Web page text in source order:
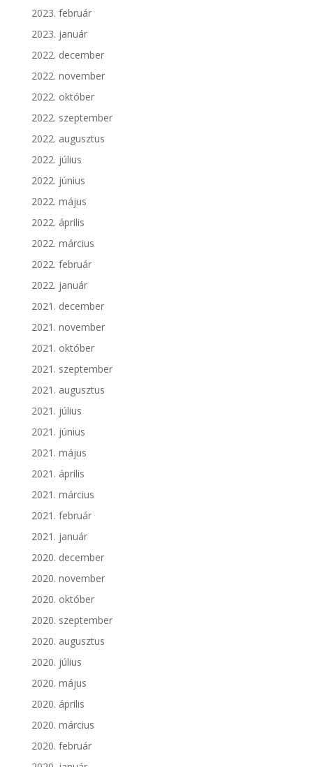
2023. február
2023. január
2022. december
2022. november
2022. október
2022. szeptember
2022. augusztus
2022. július
2022. június
2022. május
2022. április
2022. március
2022. február
2022. január
2021. december
2021. november
2021. október
2021. szeptember
2021. augusztus
2021. július
2021. június
2021. május
2021. április
2021. március
2021. február
2021. január
2020. december
2020. november
2020. október
2020. szeptember
2020. augusztus
2020. július
2020. május
2020. április
2020. március
2020. február